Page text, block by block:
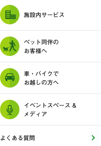
施設内サービス
ペット同伴の
お客様へ
車・バイクで
お越しの方へ
イベントスペース &
メディア
よくある質問